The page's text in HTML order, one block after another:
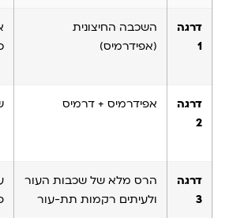
דרגה
1
השכבה החיצונית
(אפידרמיס)
דרגה
2
אפידרמיס + דרמיס
דרגה
3
הרס מלא של שכבות העור
ולעיתים רקמות תת-עור